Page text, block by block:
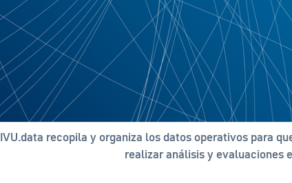
IVU.data recopila y organiza los datos operativos para
realizar análisis y evaluaciones